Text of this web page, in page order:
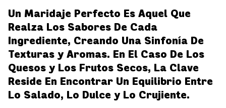
Un Maridaje Perfecto Es Aquel Que
Realza Los Sabores De Cada
Ingrediente, Creando Una Sinfonía De
Texturas y Aromas. En El Caso De Los
Quesos y Los Frutos Secos, La Clave
Reside En Encontrar Un Equilibrio Entre
Lo Salado, Lo Dulce y Lo Crujiente.